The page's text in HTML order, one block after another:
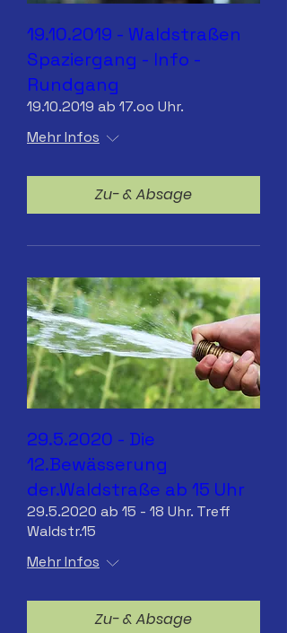
19.10.2019 - Waldstraßen
Spaziergang - Info -
Rundgang
19.10.2019 ab 17.oo Uhr.
Mehr Infos
Zu- & Absage
29.5.2020 - Die
12.Bewässerung
der.Waldstraße ab 15 Uhr
29.5.2020 ab 15 - 18 Uhr. Treff
Waldstr.15
Mehr Infos
Zu- & Absage